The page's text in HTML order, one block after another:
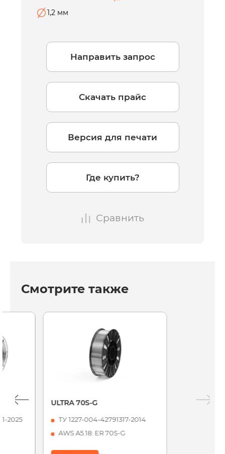
1,2 мм
Направить запрос
Скачать прайс
Версия для печати
Где купить?
Сравнить
Смотрите также
2025
ULTRA 70S-G
ТУ 1227-004-42791317-2014
AWS A5.18: ER 70S-G